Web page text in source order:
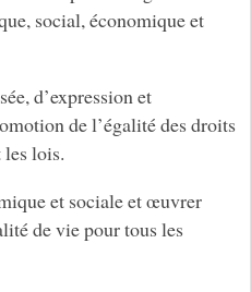
social, économique et
d’expression et
de l’égalité des droits
les lois.
et sociale et œuvrer
de vie pour tous les